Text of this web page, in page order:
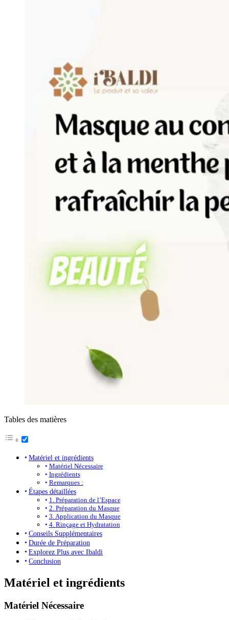
Tables des matières
Matériel et ingrédients
Matériel Nécessaire
Ingrédients
Remarques :
Étapes détaillées
1. Préparation de l’Espace
2. Préparation du Masque
3. Application du Masque
4. Rinçage et Hydratation
Conseils Supplémentaires
Durée de Préparation
Explorez Plus avec Ibaldi
Conclusion
Matériel et ingrédients
Matériel Nécessaire